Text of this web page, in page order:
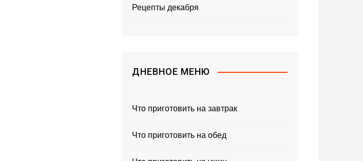
Рецепты декабря
ДНЕВНОЕ МЕНЮ
Что приготовить на завтрак
Что приготовить на обед